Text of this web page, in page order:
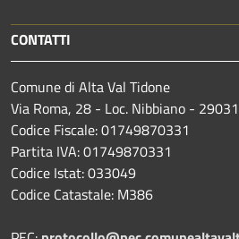
CONTATTI
Comune di Alta Val Tidone
Via Roma, 28 - Loc. Nibbiano -
Codice Fiscale: 01749870331
Partita IVA: 01749870331
Codice Istat: 033049
Codice Catastale: M386